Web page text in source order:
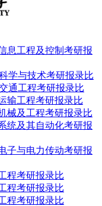
息工程及控制考研报
学与技术考研报录比
通工程考研报录比
输工程考研报录比
械及工程考研报录比
统及其自动化考研报
子与电力传动考研报
程考研报录比
程考研报录比
程考研报录比